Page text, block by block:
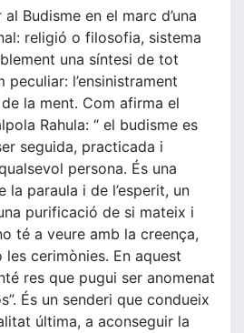
Budisme en el marc d’una
religió o filosofia, sistema
una síntesi de tot
l’ensinistrament
la ment. Com afirma el
Rahula: “ el budisme es
seguida, practicada i
persona. És una
la paraula i de l’esperit, un
purificació de si mateix i
té a veure amb la creença,
les cerimònies. En aquest
res que pugui ser anomenat
És un senderi que condueix
última, a aconseguir la